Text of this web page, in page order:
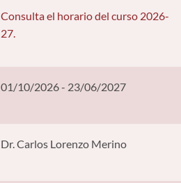
Consulta el horario del curso 2026-
27.
01/10/2026 - 23/06/2027
Dr. Carlos Lorenzo Merino